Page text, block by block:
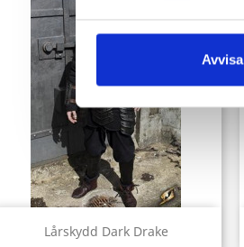
Avvisa
Lårskydd Dark Drake
Snabbvy